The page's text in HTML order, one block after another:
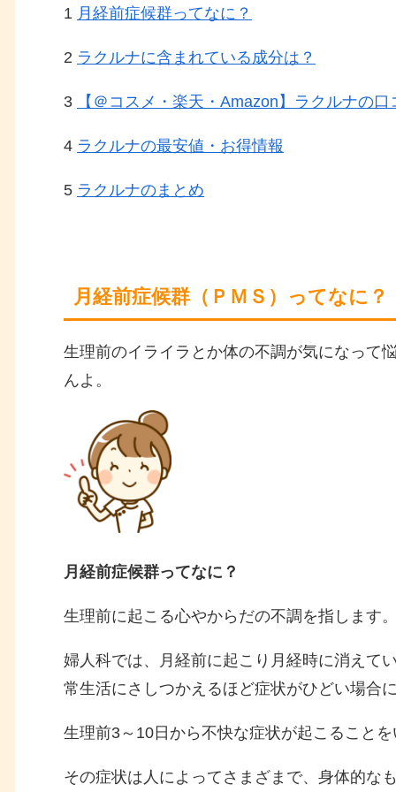
1 月経前症候群ってなに？
2 ラクルナに含まれている成分は？
3 【＠コスメ・楽天・Amazon】ラクルナの口
4 ラクルナの最安値・お得情報
5 ラクルナのまとめ
月経前症候群（ＰＭＳ）ってなに？
生理前のイライラとか体の不調が気になって
んよ。
月経前症候群ってなに？
生理前に起こる心やからだの不調を指します
婦人科では、月経前に起こり月経時に消えて
常生活にさしつかえるほど症状がひどい場合
生理前3～10日から不快な症状が起こること
その症状は人によってさまざまで、身体的な